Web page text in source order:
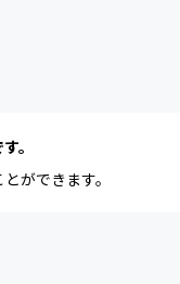
。
ができます。